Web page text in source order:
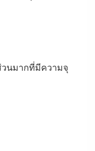
นมากที่มีความจุ